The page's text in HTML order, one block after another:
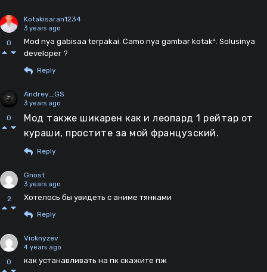
0
Kotakisaran1234
3 years ago
Mod nya gabisaa terpakai. Camo nya gambar kotak². Solusinya
developer ?
Reply
0
Andrey_GS
3 years ago
Мод также шикарен как и леопард 1 рейтар от
кураши, простите за мой французский.
Reply
2
Gnost
3 years ago
Хотелось бы увидеть с аниме тянками
Reply
0
Vicknyzev
4 years ago
как устанавливать на пк скажите пж